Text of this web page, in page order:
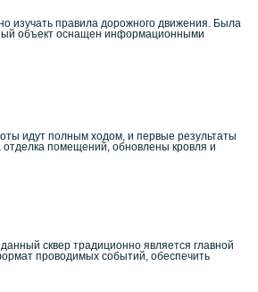
изучать правила дорожного движения. Была
объект оснащен информационными
идут полным ходом, и первые результаты
помещений, обновлены кровля и
сквер традиционно является главной
проводимых событий, обеспечить